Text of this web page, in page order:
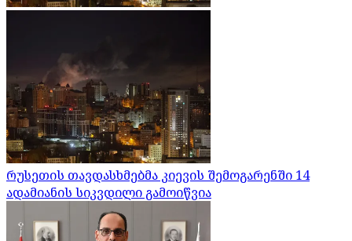
რუსეთის თავდასხმებმა კიევის შემოგარენში 14
ადამიანის სიკვდილი გამოიწვია